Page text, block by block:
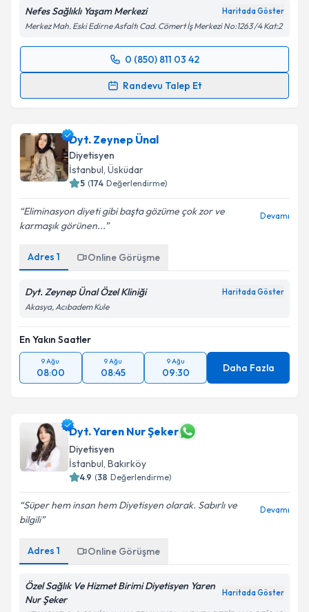
Nefes Sağlıklı Yaşam Merkezi Haritada Göster
Merkez Mah. Eski Edirne Asfaltı Cad. Cömert İş Merkezi No:1263 /4 Kat:2
0 (850) 811 03 42
Randevu Talep Et
Randevu Takvimi Talebi
hazırlandığında e-posta ile bilgilendireceğiz.
E-posta Adresiniz
kapsamda işlenmesini kabul ediyorum.
Takvim Talebini Gönder
Dyt. Zeynep Ünal
Diyetisyen
İstanbul, Üsküdar
5 (174 Değerlendirme)
Eliminasyon diyeti gibi başta gözüme çok zor ve
karmaşık görünen...
Devamı
Adres 1 Online Görüşme
Dyt. Zeynep Ünal Özel Kliniği Haritada Göster
Akasya, Acıbadem Kule
En Yakın Saatler
9 Ağu
08:00
9 Ağu
08:45
9 Ağu
09:30 Daha Fazla
Dyt. Yaren Nur Şeker
Diyetisyen
İstanbul, Bakırköy
4.9 (38 Değerlendirme)
Süper hem insan hem Diyetisyen olarak. Sabırlı ve
bilgili
Devamı
Adres 1 Online Görüşme
Özel Sağlık Ve Hizmet Birimi Diyetisyen Yaren
Nur Şeker
Haritada Göster